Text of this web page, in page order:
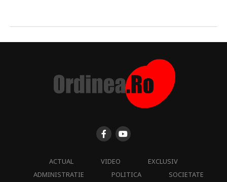
ACTUAL VIDEO
EXCLUSIV
ADMINISTRATIE
POLITICA
SOCIETATE